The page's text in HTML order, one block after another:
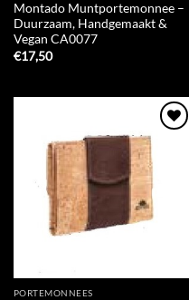
Montado Muntportemonnee –
Duurzaam, Handgemaakt &
Vegan CA0077
€17,50
Add to
PORTEMONNEES